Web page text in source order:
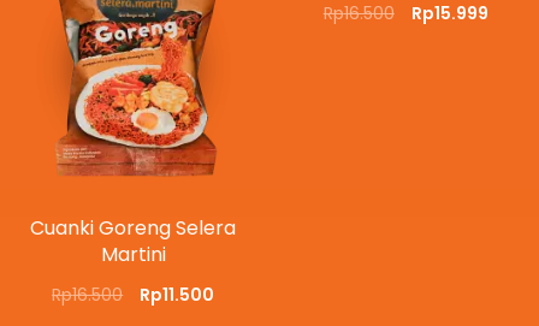
Cuanki Goreng Selera
Martini
Rp16.500 Rp11.500
Rp16.500 Rp15.999